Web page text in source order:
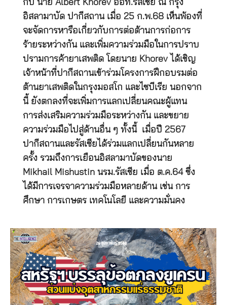
กับ นาย Albert Khorev ออท.รัสเซีย ณ กรุง
อิสลามาบัด ปากีสถาน เมื่อ 25 ก.พ.68 เห็นพ้องที่
จะจัดการหารือเกี่ยวกับการต่อต้านการก่อการ
ร้ายระหว่างกัน และเพิ่มความร่วมมือในการปราบ
ปรามการค้ายาเสพติด โดยนาย Khorev ได้เชิญ
เจ้าหน้าที่ปากีสถานเข้าร่วมโครงการฝึกอบรมต่อ
ต้านยาเสพติดในกรุงมอสโก และไซบีเรีย นอกจาก
นี้ ยังตกลงที่จะเพิ่มการแลกเปลี่ยนคณะผู้แทน
การส่งเสริมความร่วมมือระหว่างกัน และขยาย
ความร่วมมือไปสู่ด้านอื่น ๆ ทั้งนี้ เมื่อปี 2567
ปากีสถานและรัสเซียได้ร่วมแลกเปลี่ยนกันหลาย
ครั้ง รวมถึงการเยือนอิสลามาบัดของนาย
Mikhail Mishustin นรม.รัสเซีย เมื่อ ต.ค.64 ซึ่ง
ได้มีการเจรจาความร่วมมือหลายด้าน เช่น การ
ศึกษา การเกษตร เทคโนโลยี และความมั่นคง